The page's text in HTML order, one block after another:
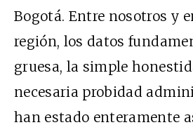
Bogotá. Entre nosotros y
región, los datos
gruesa, la simple
necesaria probidad
han estado enteramente